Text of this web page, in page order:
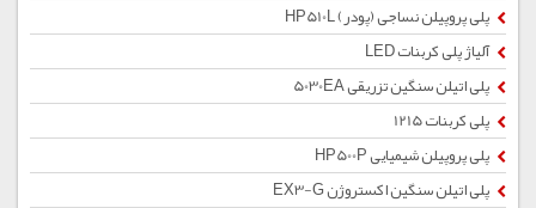
پلی پروپیلن نساجی (پودر) HP510L
آلیاژ پلی کربنات LED
پلی اتیلن سنگین تزریقی 5030EA
پلی کربنات 1215
پلی پروپیلن شیمیایی HP500P
پلی اتیلن سنگین اکستروژن EX3-G